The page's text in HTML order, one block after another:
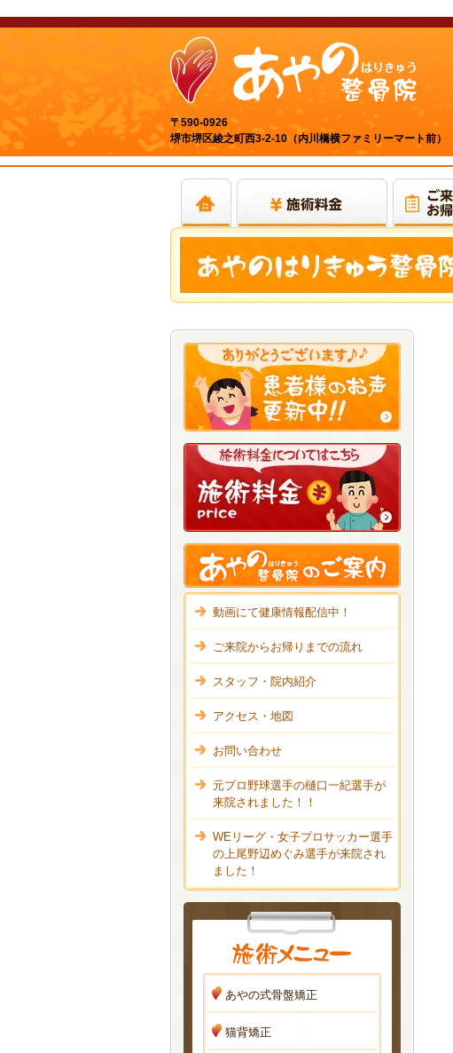
〒590-0926
堺市堺区綾之町西3-2-10（内川橋横ファミリーマート前）
動画にて健康情報配信中！
ご来院からお帰りまでの流れ
スタッフ・院内紹介
アクセス・地図
お問い合わせ
元プロ野球選手の樋口一紀選手が
来院されました！！
WEリーグ・女子プロサッカー選手
の上尾野辺めぐみ選手が来院され
ました！
あやの式骨盤矯正
猫背矯正